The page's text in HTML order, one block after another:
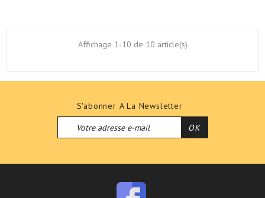
Affichage 1-10 de 10 article(s)
S'abonner A La Newsletter